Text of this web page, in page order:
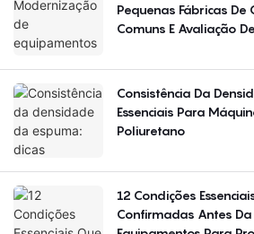
Pequenas Fábricas De
Comuns E Avaliação
Consistência Da
Essenciais Para
Poliuretano
12 Condições
Confirmadas Antes